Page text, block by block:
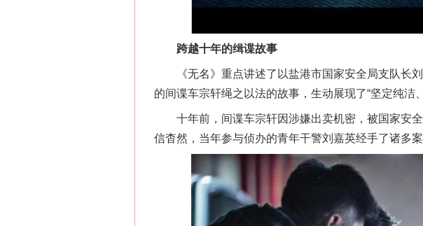
跨越十年的缉谍故事
《无名》重点讲述了以盐港市国家安全局支队长刘
的间谍车宗轩绳之以法的故事，生动展现了“坚定纯洁
十年前，间谍车宗轩因涉嫌出卖机密，被国家安全
信杳然，当年参与侦办的青年干警刘嘉英经手了诸多